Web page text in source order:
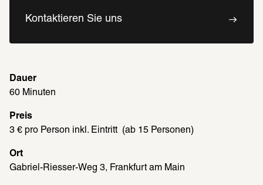
Kontaktieren Sie uns
Dauer
60 Minuten
Preis
3 € pro Person inkl. Eintritt  (ab 15 Personen)
Ort
Gabriel-Riesser-Weg 3, Frankfurt am Main